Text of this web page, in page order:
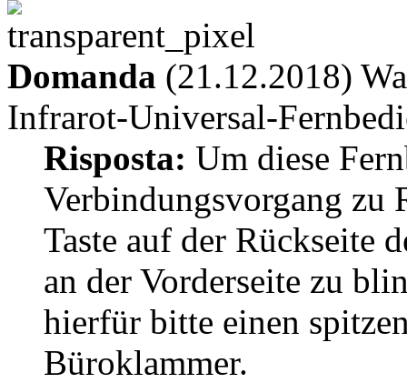
Domanda (21.12.2018)
Infrarot-Universal-
Risposta: Um diese
Verbindungsvorgang zu
Taste auf der Rückseite
an der Vorderseite zu
hierfür bitte einen
Büroklammer.